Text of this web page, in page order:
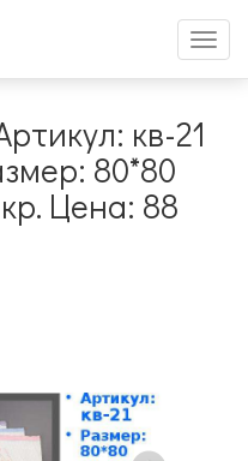
меню
кв-21
80*80
Цена: 88